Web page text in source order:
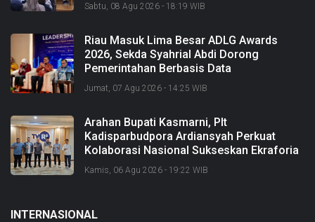
Sabtu, 08 Agu 2026 - 18:19 WIB
Riau Masuk Lima Besar ADLG Awards
2026, Sekda Syahrial Abdi Dorong
Pemerintahan Berbasis Data
Jumat, 07 Agu 2026 - 14:25 WIB
Arahan Bupati Kasmarni, Plt
Kadisparbudpora Ardiansyah Perkuat
Kolaborasi Nasional Sukseskan Ekraforia
2026 dan Bangun Bengkalis sebagai
Kabupaten Kreatif
Kamis, 06 Agu 2026 - 19:22 WIB
INTERNASIONAL